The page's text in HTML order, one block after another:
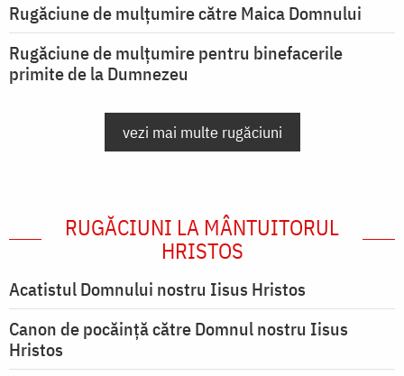
Rugăciune de mulţumire către Maica Domnului
Rugăciune de mulțumire pentru binefacerile
primite de la Dumnezeu
vezi mai multe rugăciuni
RUGĂCIUNI LA MÂNTUITORUL
HRISTOS
Acatistul Domnului nostru Iisus Hristos
Canon de pocăință către Domnul nostru Iisus
Hristos